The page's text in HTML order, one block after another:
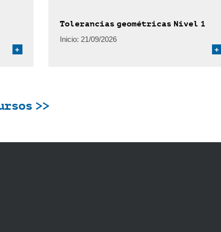
+
Tolerancias geométricas Nivel 1
Inicio: 21/09/2026
+
>>